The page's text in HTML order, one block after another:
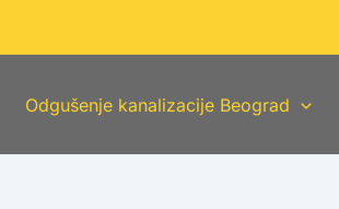
Odgušenje kanalizacije Beograd